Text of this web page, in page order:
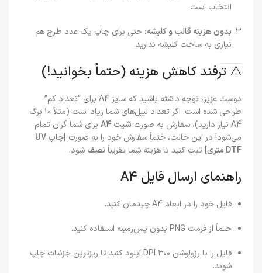
انتخاب است.
بدون هزینه قالب و کلیشه: حتی برای چاپ یک عدد طرح هم
نیازی به ساخت کلیشه ندارید.
⚠️ ترفند کاهش هزینه (حتماً بخوانید!)
دوست عزیز، توجه داشته باشید که سایز A4 برای “تعداد کم”
طراحی شده است. اگر تعداد لیبل‌های شما زیاد است (مثلاً ۱۰ برگ
A4 نیاز دارید)، سفارش به صورت
شیت A4
برای شما گران تمام
می‌شود! در این حالت، حتماً سفارش خود را به صورت
[چاپ UV
DTF متری]
ثبت کنید تا هزینه شما تقریباً نصف شود.
راهنمای ارسال فایل A4
فایل خود را در ابعاد A4 چیدمان کنید.
حتماً از فرمت PNG بدون پس‌زمینه استفاده کنید.
فایل را با رزولوشن ۳۰۰ DPI آپلود کنید تا ریزترین جزئیات چاپ
شوند.